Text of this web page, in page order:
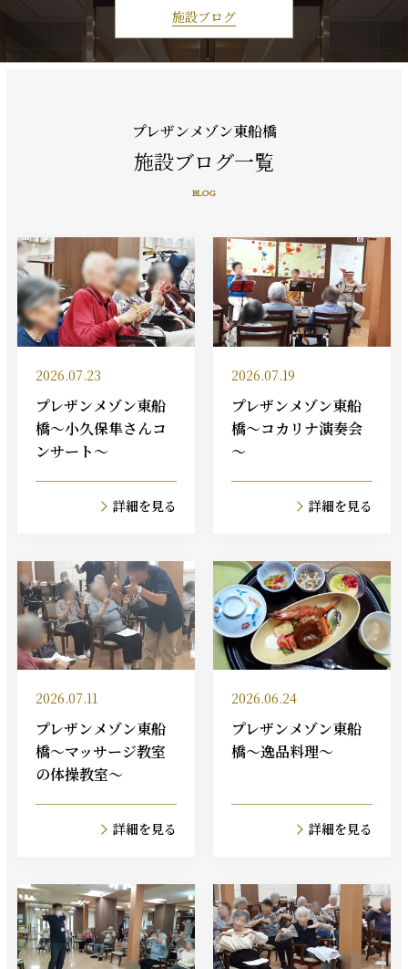
施設ブログ
プレザンメゾン東船橋
施設ブログ一覧
BLOG
2026.07.23
プレザンメゾン東船
橋～小久保隼さんコ
ンサート～
詳細を見る
2026.07.19
プレザンメゾン東船
橋～コカリナ演奏会
～
詳細を見る
2026.07.11
プレザンメゾン東船
橋～マッサージ教室
の体操教室～
詳細を見る
2026.06.24
プレザンメゾン東船
橋～逸品料理～
詳細を見る